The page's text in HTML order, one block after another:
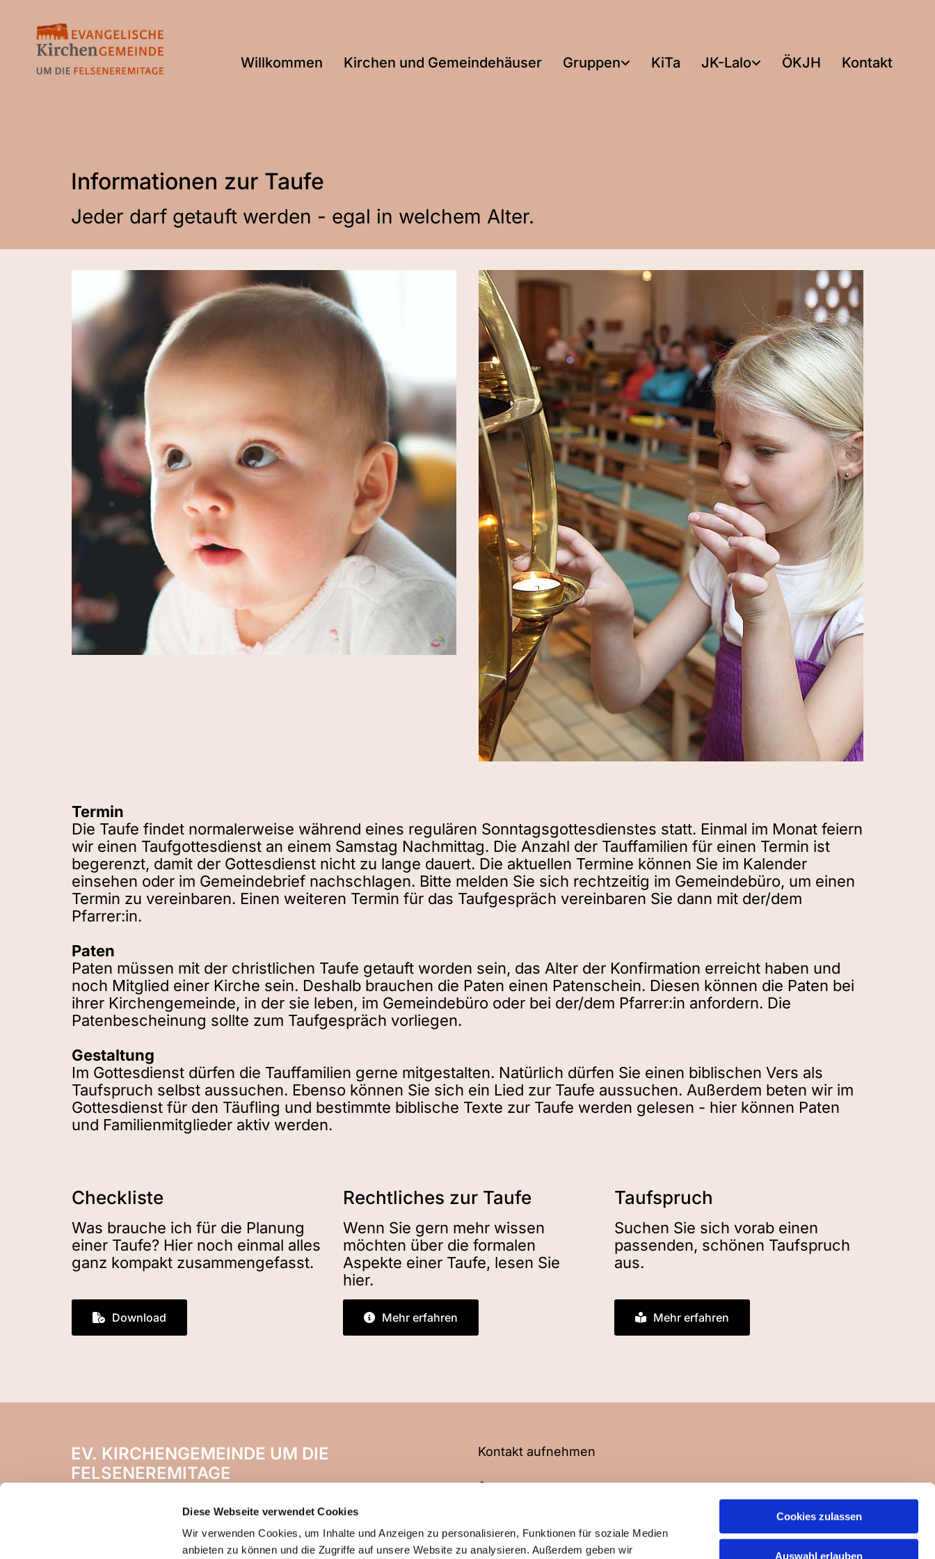
Diese Webseite verwendet Cookies
Wir verwenden Cookies, um Inhalte und Anzeigen zu personalisieren, Funktionen für soziale Medien
anbieten zu können und die Zugriffe auf unsere Website zu analysieren. Außerdem geben wir
Cookies zulassen
Auswahl erlauben
Willkommen Kirchen und Gemeindehäuser Gruppen KiTa JK-Lalo ÖKJH Kontakt
Informationen zur Taufe
Jeder darf getauft werden - egal in welchem Alter.
Termin
Die Taufe findet normalerweise während eines regulären Sonntagsgottesdienstes statt. Einmal im Monat feiern
wir einen Taufgottesdienst an einem Samstag Nachmittag. Die Anzahl der Tauffamilien für einen Termin ist
begerenzt, damit der Gottesdienst nicht zu lange dauert. Die aktuellen Termine können Sie im Kalender
einsehen oder im Gemeindebrief nachschlagen. Bitte melden Sie sich rechtzeitig im Gemeindebüro, um einen
Termin zu vereinbaren. Einen weiteren Termin für das Taufgespräch vereinbaren Sie dann mit der/dem
Pfarrer:in.
Paten
Paten müssen mit der christlichen Taufe getauft worden sein, das Alter der Konfirmation erreicht haben und
noch Mitglied einer Kirche sein. Deshalb brauchen die Paten einen Patenschein. Diesen können die Paten bei
ihrer Kirchengemeinde, in der sie leben, im Gemeindebüro oder bei der/dem Pfarrer:in anfordern. Die
Patenbescheinung sollte zum Taufgespräch vorliegen.
Gestaltung
Im Gottesdienst dürfen die Tauffamilien gerne mitgestalten. Natürlich dürfen Sie einen biblischen Vers als
Taufspruch selbst aussuchen. Ebenso können Sie sich ein Lied zur Taufe aussuchen. Außerdem beten wir im
Gottesdienst für den Täufling und bestimmte biblische Texte zur Taufe werden gelesen - hier können Paten
und Familienmitglieder aktiv werden.
Checkliste
Was brauche ich für die Planung
einer Taufe? Hier noch einmal alles
ganz kompakt zusammengefasst.
Download
Rechtliches zur Taufe
Wenn Sie gern mehr wissen
möchten über die formalen
Aspekte einer Taufe, lesen Sie
hier.
Mehr erfahren
Taufspruch
Suchen Sie sich vorab einen
passenden, schönen Taufspruch
aus.
Mehr erfahren
EV. KIRCHENGEMEINDE UM DIE
FELSENEREMITAGE
Kontakt aufnehmen
06704 2466
info@evangelische-kirchengemeinde-um-die-felseneremitage.de